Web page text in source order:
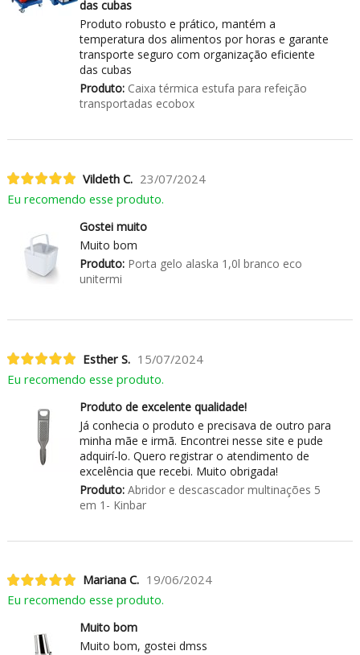
das cubas
Produto robusto e prático, mantém a
temperatura dos alimentos por horas e garante
transporte seguro com organização eficiente
das cubas
Produto:Caixa térmica estufa para refeição
transportadas ecobox
Vildeth C. 23/07/2024
Eu recomendo esse produto.
Gostei muito
Muito bom
Produto:Porta gelo alaska 1,0l branco eco
unitermi
Esther S. 15/07/2024
Eu recomendo esse produto.
Produto de excelente qualidade!
Já conhecia o produto e precisava de outro para
minha mãe e irmã. Encontrei nesse site e pude
adquirí-lo. Quero registrar o atendimento de
excelência que recebi. Muito obrigada!
Produto:Abridor e descascador multinações 5
em 1- Kinbar
Mariana C. 19/06/2024
Eu recomendo esse produto.
Muito bom
Muito bom, gostei dmss